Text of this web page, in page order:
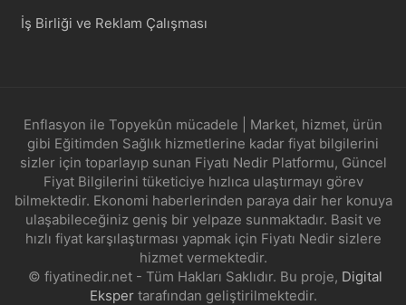
İş Birliği ve Reklam Çalışması
Enflasyon ile Topyekûn mücadele | Market, hizmet, ürün
gibi Eğitimden Sağlık hizmetlerine kadar fiyat bilgilerini
sizler için toparlayıp sunan Fiyatı Nedir Platformu, Güncel
Fiyat Bilgilerini tüketiciye hızlıca ulaştırmayı görev
bilmektedir. Ekonomi haberlerinden paraya dair her konuya
ulaşabileceğiniz geniş bir yelpaze sunmaktadır. Basit ve
hızlı fiyat karşılaştırması yapmak için Fiyatı Nedir sizlere
hizmet vermektedir.
© fiyatinedir.net - Tüm Hakları Saklıdır. Bu proje, Digital
Ekspertarafından geliştirilmektedir.